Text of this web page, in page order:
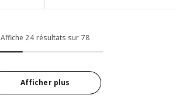
Option : EKET, Étagère murale,
Option : EKET, Étagère
Affiche 24 résultats sur 78
Afficher plus